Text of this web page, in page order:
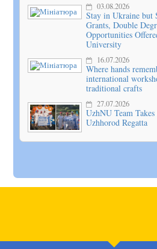
03.08.2026
Stay in Ukraine but
Grants, Double
Opportunities
University
16.07.2026
Where hands
international
traditional crafts
27.07.2026
UzhNU Team
Uzhhorod Regatta